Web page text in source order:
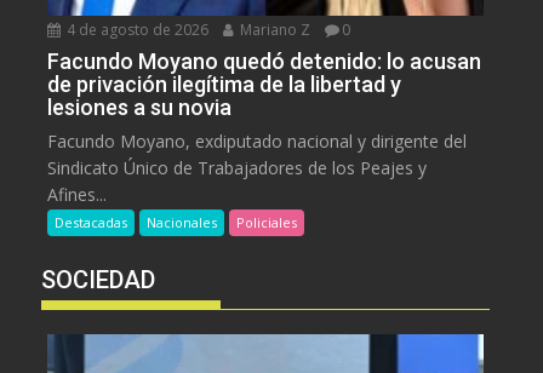
4 de agosto de 2026 Mariano Z 0
Facundo Moyano quedó detenido: lo acusan
de privación ilegítima de la libertad y
lesiones a su novia
Facundo Moyano, exdiputado nacional y dirigente del
Sindicato Único de Trabajadores de los Peajes y
Afines...
Destacadas Nacionales Policiales
SOCIEDAD